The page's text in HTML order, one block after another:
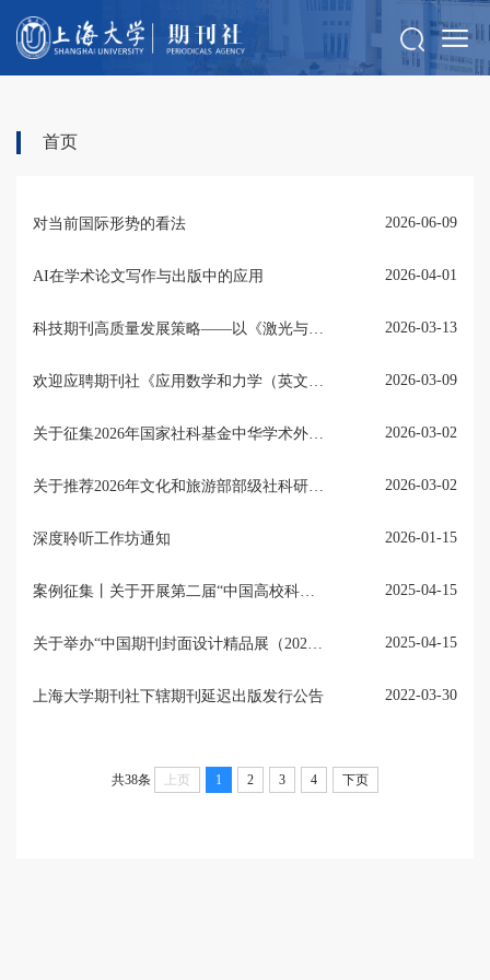
首页
对当前国际形势的看法 2026-06-09
AI在学术论文写作与出版中的应用 2026-04-01
科技期刊高质量发展策略——以《激光与光电子学进展》《中国激光》为例 2026-03-13
欢迎应聘期刊社《应用数学和力学（英文）》出版岗位 2026-03-09
关于征集2026年国家社科基金中华学术外译项目选题的通知 2026-03-02
关于推荐2026年文化和旅游部部级社科研究项目的通知 2026-03-02
深度聆听工作坊通知 2026-01-15
案例征集丨关于开展第二届“中国高校科技期刊建设示范案例库·金钥/银钥/铜钥视频摘要”案例征集活动的通知 2025-04-15
关于举办“中国期刊封面设计精品展（2025）”的通知 2025-04-15
上海大学期刊社下辖期刊延迟出版发行公告 2022-03-30
共38条 上页 1 2 3 4 下页